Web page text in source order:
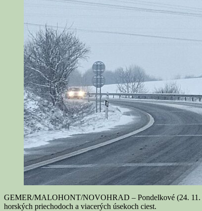
GEMER/MALOHONT/NOVOHRAD – Pondelkové (24. 11.
horských priechodoch a viacerých úsekoch ciest.